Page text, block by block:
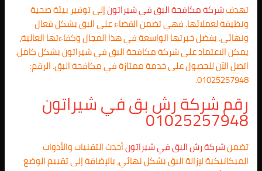
تهدفشركة مكافحة البق في شيراتونإلى توفير بيئة صحية
ونظيفة لعملائها. فهي تضمن القضاء على البق بشكل فعال
ونهائي. بفضل خبرتها الواسعة في هذا المجال وكفاءتها العالية،
يمكن الاعتماد على شركة مكافحة البق في شيراتون بشكل كامل.
اتصل الآن للحصول على خدمة ممتازة في مكافحة البق. الرقم:
01025257948.
رقم شركة رش بق في شيراتون
01025257948
تضمنشركة رش البق في شيراتونأحدث التقنيات والأدوات
الميكانيكية لإزالة البق بشكل نهائي، بالإضافة إلى تقييم الوضع